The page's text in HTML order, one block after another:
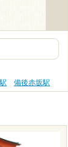
備後赤坂駅